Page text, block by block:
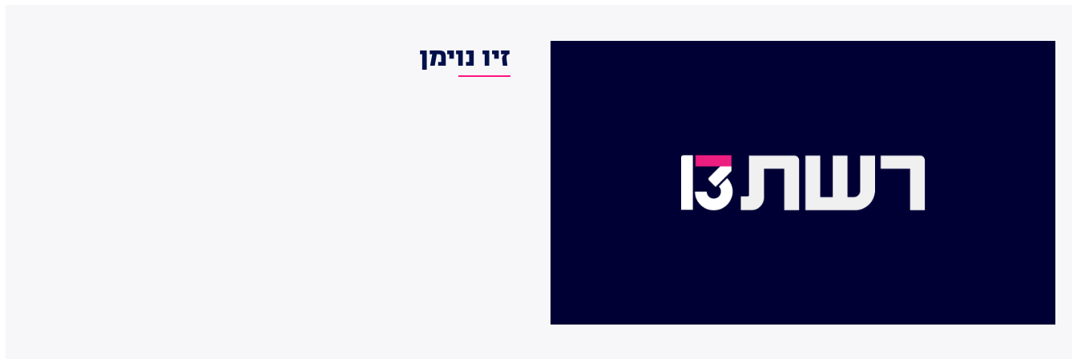
זיו נוימן